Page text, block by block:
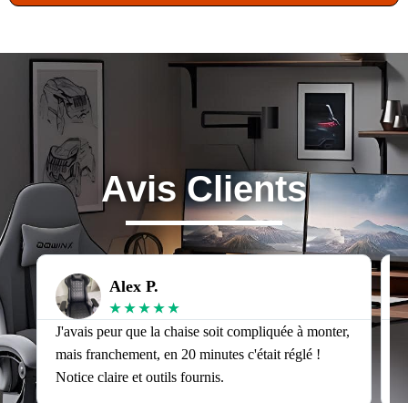
Avis Clients
Alex P.
★ ★ ★ ★ ★
J'avais peur que la chaise soit compliquée à monter,
mais franchement, en 20 minutes c'était réglé !
Notice claire et outils fournis.